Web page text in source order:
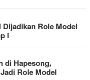
Role Model
I
di Hapesong,
Role Model